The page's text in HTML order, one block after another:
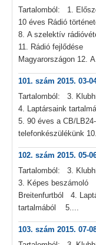
Tartalomból: 1.
10 éves Rádió
8. A szelektív
11. Rádió fejlődése
Magyarországon 12.
101. szám 2015. 03-
Tartalomból: 3.
4. Laptársaink
5. 90 éves a CB/
telefonkészülékünk
102. szám 2015. 05-
Tartalomból: 3.
3. Képes beszámoló
Breitenfurtból 4.
tartalmából 5....
103. szám 2015. 07-